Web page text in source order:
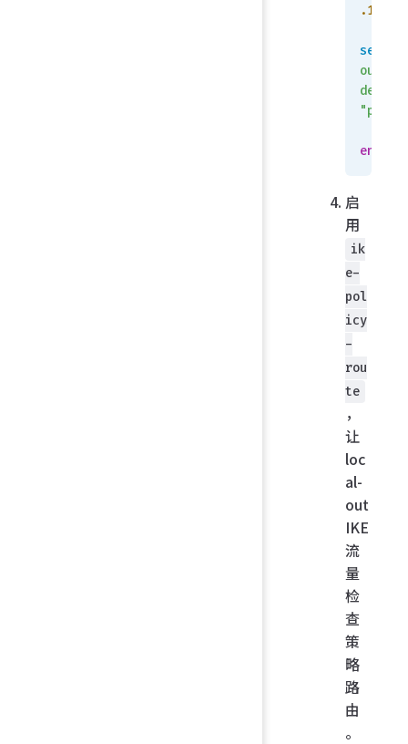
.1
set
device
end
启
用
ik
e-
pol
icy
-
rou
te
，
让
loc
al-
out
IKE
流
量
检
查
策
略
路
由
。